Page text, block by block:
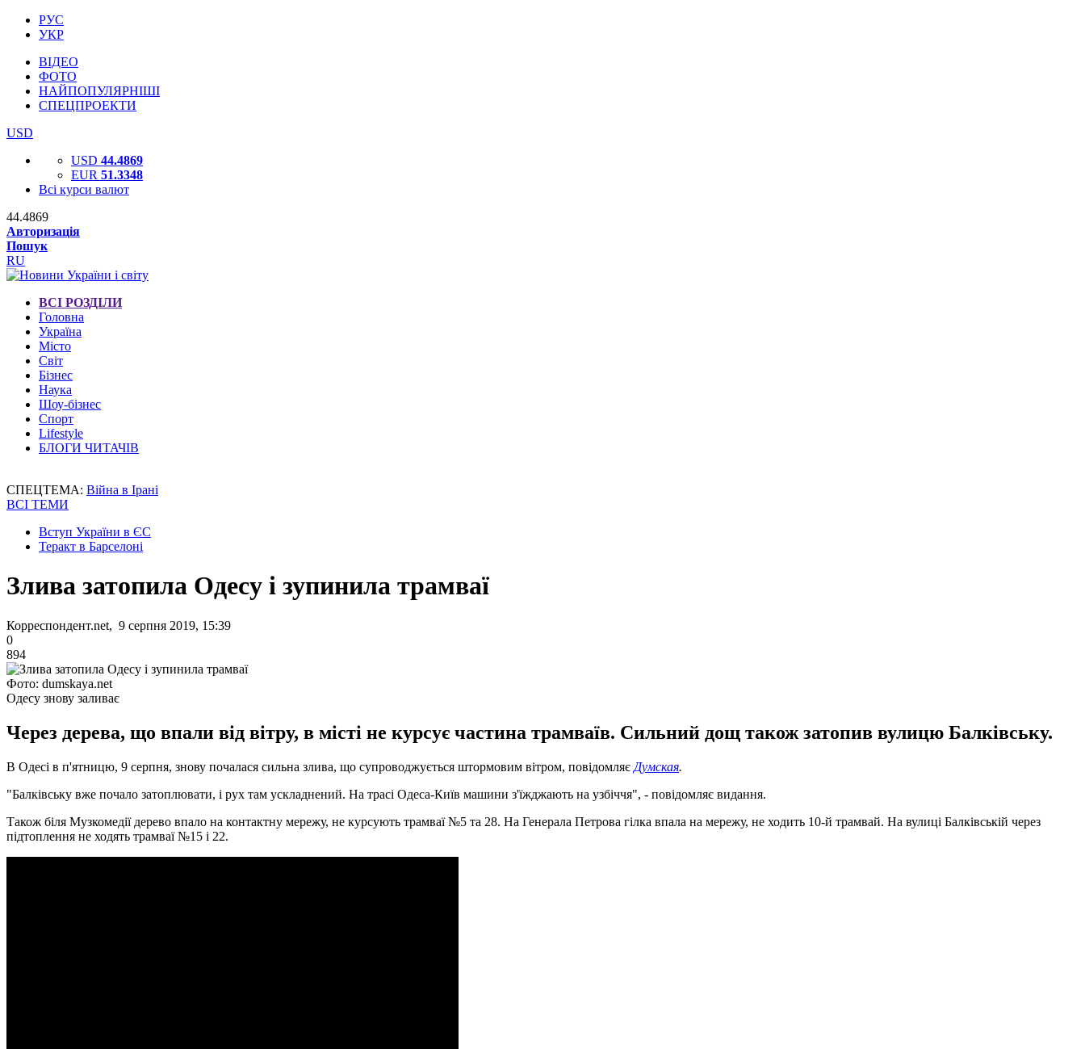
РУС
УКР
ВІДЕО
ФОТО
НАЙПОПУЛЯРНІШІ
СПЕЦПРОЕКТИ
USD
USD 44.4869
EUR 51.3348
Всі курси валют
44.4869
Авторизація
Пошук
RU
ВСІ РОЗДІЛИ
Головна
Україна
Місто
Світ
Бізнес
Наука
Шоу-бізнес
Спорт
Lifestyle
БЛОГИ ЧИТАЧІВ
СПЕЦТЕМА: Війна в Ірані
ВСІ ТЕМИ
Вступ України в ЄС
Теракт в Барселоні
Злива затопила Одесу і зупинила трамваї
Корреспондент.net, 9 серпня 2019, 15:39
0
894
Фото: dumskaya.net
Одесу знову заливає
Через дерева, що впали від вітру, в місті не курсує частина трамваїв. Сильний дощ також затопив вулицю Балківську.
В Одесі в п'ятницю, 9 серпня, знову почалася сильна злива, що супроводжується штормовим вітром, повідомляє Думская.
"Балківську вже почало затоплювати, і рух там ускладнений. На трасі Одеса-Київ машини з'їжджають на узбіччя", - повідомляє видання.
Також біля Музкомедії дерево впало на контактну мережу, не курсують трамваї №5 та 28. На Генерала Петрова гілка впала на мережу, не ходить 10-й трамвай. На вулиці Балківській через
підтоплення не ходять трамваї №15 і 22.